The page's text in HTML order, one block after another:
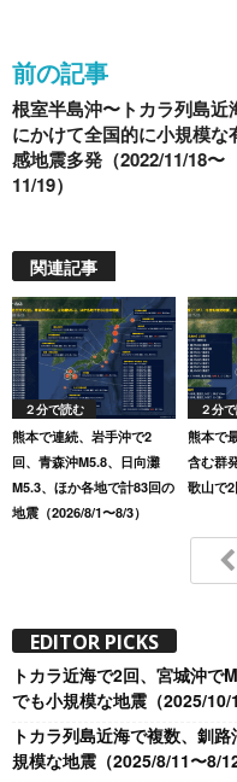
o
k
前の記事
根室半島沖〜トカラ列島近
にかけて全国的に小規模な
感地震多発（2022/11/18〜
11/19）
関連記事
２分で読む
熊本で連続、岩手沖で2
回、青森沖M5.8、日向灘
M5.3、ほか各地で計83回の
地震（2026/8/1〜8/3）
２分
熊本で
含む群
歌山で2
EDITOR PICKS
トカラ近海で2回、宮城沖で
でも小規模な地震（2025/10/
トカラ列島近海で複数、釧
規模な地震（2025/8/11〜8/12